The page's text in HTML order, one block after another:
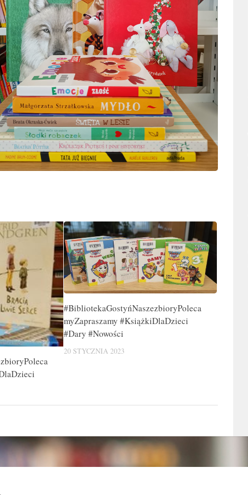
#BibliotekaGostyńNaszezbioryPoleca
myZapraszamy #KsiążkiDlaDzieci
#Dary #Nowości
20 STYCZNIA 2023